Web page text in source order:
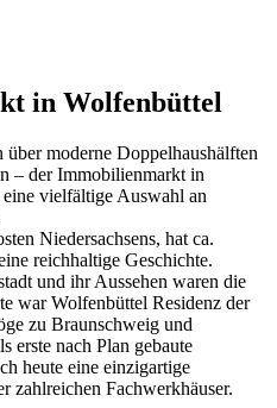
in Wolfenbüttel
moderne Doppelhaushälften
– derImmobilienmarkt in
vielfältige Auswahl an
Niedersachsens, hat ca.
reichhaltige Geschichte.
und ihr Aussehen waren die
war Wolfenbüttel Residenz der
zu Braunschweig und
erste nach Plan gebaute
heute eine einzigartige
zahlreichen Fachwerkhäuser.